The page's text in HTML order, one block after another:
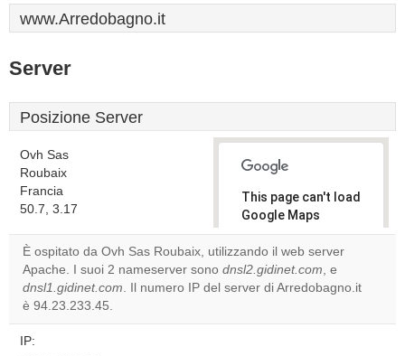
www.Arredobagno.it
Server
Posizione Server
Ovh Sas
Roubaix
Francia
50.7, 3.17
This page can't load
Google Maps
correctly.
Do you
own this
OK
È ospitato da Ovh Sas Roubaix, utilizzando il web server
Apache. I suoi 2 nameserver sono dnsl2.gidinet.com, e
dnsl1.gidinet.com. Il numero IP del server di Arredobagno.it
è 94.23.233.45.
IP: